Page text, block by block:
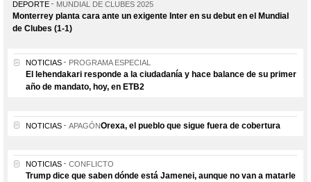
DEPORTE MUNDIAL DE CLUBES 2025
Monterrey planta cara ante un exigente Inter en su debut en el Mundial
de Clubes (1-1)
NOTICIAS PROGRAMA ESPECIAL
El lehendakari responde a la ciudadanía y hace balance de su primer
año de mandato, hoy, en ETB2
NOTICIAS APAGÓNOrexa, el pueblo que sigue fuera de cobertura
NOTICIAS CONFLICTO
Trump dice que saben dónde está Jamenei, aunque no van a matarle